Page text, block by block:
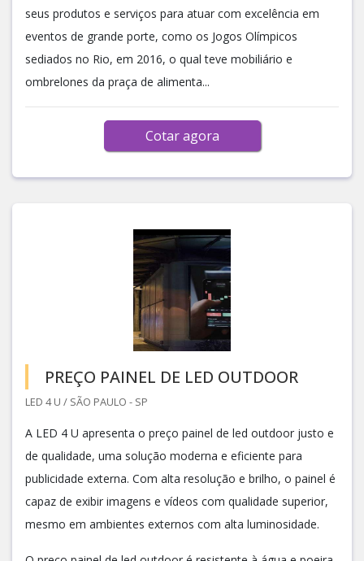
seus produtos e serviços para atuar com excelência em
eventos de grande porte, como os Jogos Olímpicos
sediados no Rio, em 2016, o qual teve mobiliário e
ombrelones da praça de alimenta...
Cotar agora
PREÇO PAINEL DE LED OUTDOOR
LED 4 U / SÃO PAULO - SP
A LED 4 U apresenta o preço painel de led outdoor justo e
de qualidade, uma solução moderna e eficiente para
publicidade externa. Com alta resolução e brilho, o painel é
capaz de exibir imagens e vídeos com qualidade superior,
mesmo em ambientes externos com alta luminosidade.